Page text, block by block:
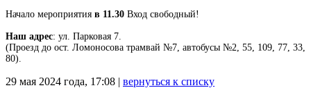
Начало мероприятия в 11.30 Вход свободный!
Наш адрес: ул. Парковая 7.
(Проезд до ост. Ломоносова трамвай №7, автобусы №2, 55, 109, 77, 33,
80).
29 мая 2024 года, 17:08 | вернуться к списку